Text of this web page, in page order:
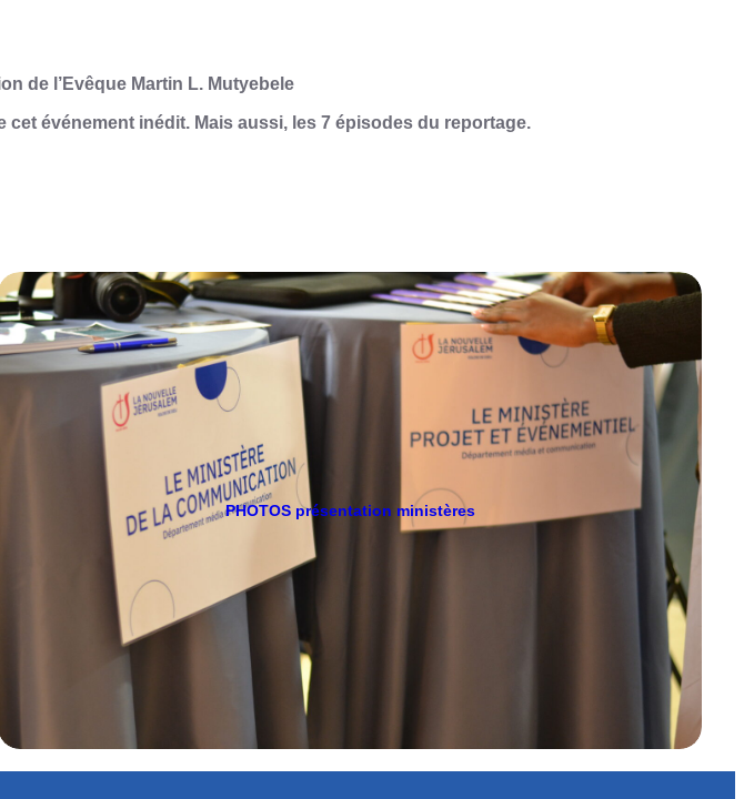
de l’Evêque Martin L. Mutyebele
cet événement inédit. Mais aussi, les 7 épisodes du reportage.
PHOTOS présentation ministères